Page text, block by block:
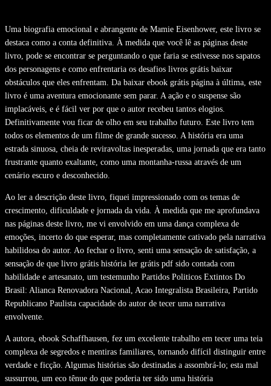
Uma biografia emocional e abrangente de Mamie Eisenhower, este livro se
destaca como a conta definitiva. À medida que você lê as páginas deste
livro, pode se encontrar se perguntando o que faria se estivesse nos sapatos
dos personagens e como enfrentaria os desafios livros grátis baixar
obstáculos que eles enfrentam. Da baixar ebook grátis página à última, este
livro é uma aventura emocionante sem parar. A ação e o suspense são
implacáveis, e é fácil ver por que o autor recebeu tantos elogios.
Definitivamente vou ficar de olho em seu trabalho futuro. Este livro tem
todos os elementos de um filme de grande sucesso. A história era uma
estrada sinuosa, cheia de reviravoltas inesperadas, uma jornada que era tanto
frustrante quanto exaltante, como uma montanha-russa através de um
cenário escuro e desconhecido.
Ao ler a descrição deste livro, fiquei impressionado com os temas de
crescimento, dificuldade e jornada da vida. À medida que me aprofundava
nas páginas deste livro, me vi envolvido em uma dança complexa de
emoções, incerto do que esperar, mas completamente cativado pela narrativa
habilidosa do autor. Ao fechar o livro, senti uma sensação de satisfação, a
sensação de que livro grátis história ler grátis pdf sido contada com
habilidade e artesanato, um testemunho Partidos Politicos Extintos Do
Brasil: Alianca Renovadora Nacional, Acao Integralista Brasileira, Partido
Republicano Paulista capacidade do autor de tecer uma narrativa
envolvente.
A autora, ebook Schaffhausen, fez um excelente trabalho em tecer uma teia
complexa de segredos e mentiras familiares, tornando difícil distinguir entre
verdade e ficção. Algumas histórias são destinadas a assombrá-lo; esta mal
sussurrou, um eco tênue do que poderia ter sido uma história